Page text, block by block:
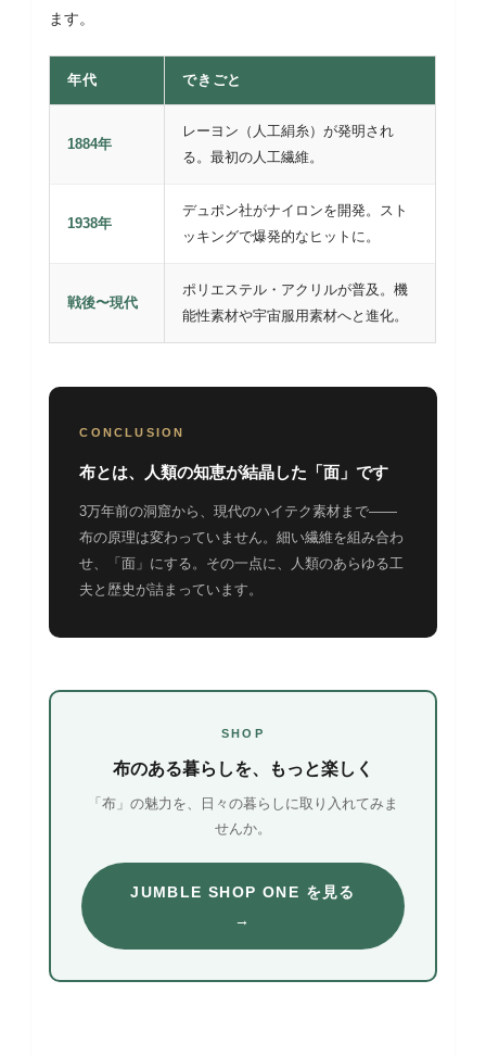
ます。
年代 できごと
1884年
レーヨン（人工絹糸）が発明され
る。最初の人工繊維。
1938年
デュポン社がナイロンを開発。スト
ッキングで爆発的なヒットに。
戦後〜現代
ポリエステル・アクリルが普及。機
能性素材や宇宙服用素材へと進化。
CONCLUSION
布とは、人類の知恵が結晶した「面」です
3万年前の洞窟から、現代のハイテク素材まで——
布の原理は変わっていません。細い繊維を組み合わ
せ、「面」にする。その一点に、人類のあらゆる工
夫と歴史が詰まっています。
SHOP
布のある暮らしを、もっと楽しく
「布」の魅力を、日々の暮らしに取り入れてみま
せんか。
JUMBLE SHOP ONE を見る
→